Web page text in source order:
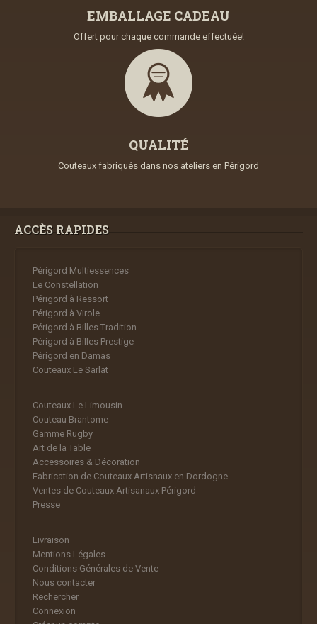
EMBALLAGE CADEAU
Offert pour chaque commande effectuée!
QUALITÉ
Couteaux fabriqués dans nos ateliers en Périgord
ACCÈS RAPIDES
Périgord Multiessences
Le Constellation
Périgord à Ressort
Périgord à Virole
Périgord à Billes Tradition
Périgord à Billes Prestige
Périgord en Damas
Couteaux Le Sarlat
Couteaux Le Limousin
Couteau Brantome
Gamme Rugby
Art de la Table
Accessoires & Décoration
Fabrication de Couteaux Artisnaux en Dordogne
Ventes de Couteaux Artisanaux Périgord
Presse
Livraison
Mentions Légales
Conditions Générales de Vente
Nous contacter
Rechercher
Connexion